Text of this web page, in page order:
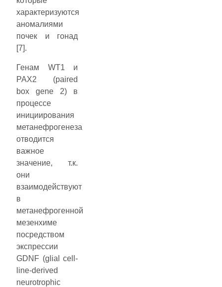
характеризуются
аномалиями
почек и гонад
[7].
Генам WT1 и
PAX2 (paired
box gene 2) в
процессе
инициирования
метанефрогенеза
отводится
важное
значение, т.к.
они
взаимодействуют
в
метанефрогенной
мезенхиме
посредством
экспрессии
GDNF (glial cell-
line-derived
neurotrophic